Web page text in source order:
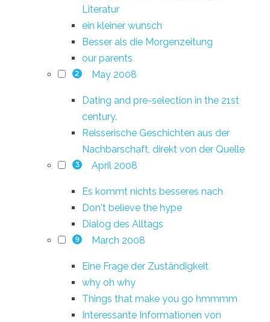
Literatur
ein kleiner wunsch
Besser als die Morgenzeitung
our parents
2 May 2008
Dating and pre-selection in the 21st
century.
Reisserische Geschichten aus der
Nachbarschaft, direkt von der Quelle
3 April 2008
Es kommt nichts besseres nach
Don't believe the hype
Dialog des Alltags
9 March 2008
Eine Frage der Zuständigkeit
why oh why
Things that make you go hmmmm
Interessante Informationen von